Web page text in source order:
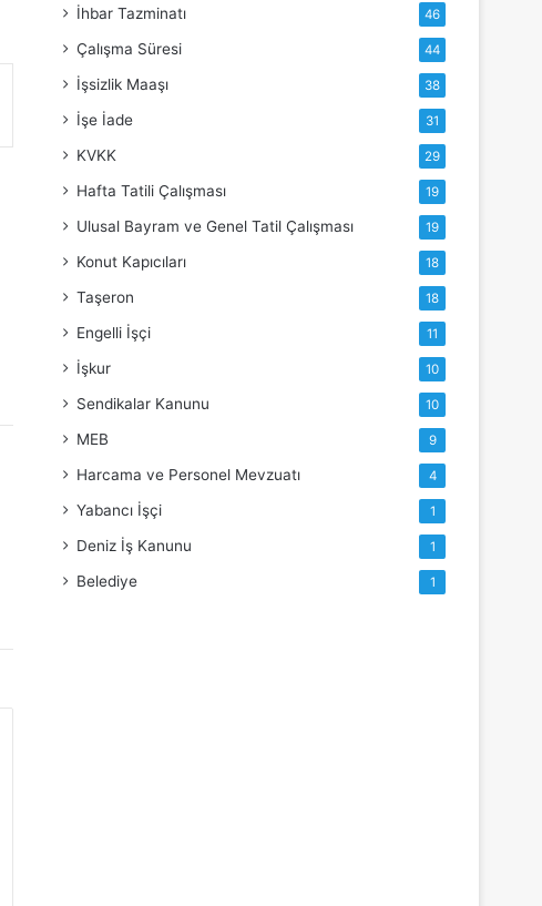
İhbar Tazminatı 46
Çalışma Süresi 44
İşsizlik Maaşı 38
İşe İade 31
KVKK 29
Hafta Tatili Çalışması 19
Ulusal Bayram ve Genel Tatil Çalışması 19
Konut Kapıcıları 18
Taşeron 18
Engelli İşçi 11
İşkur 10
Sendikalar Kanunu 10
MEB 9
Harcama ve Personel Mevzuatı 4
Yabancı İşçi 1
Deniz İş Kanunu 1
Belediye 1